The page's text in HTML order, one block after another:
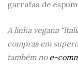
garrafas de
A linha vegana
compras em
também no e-